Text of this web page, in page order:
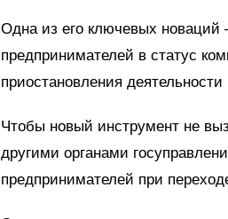
Одна из его ключевых новаций
предпринимателей в статус
приостановления
Чтобы новый инструмент не
другими органами
предпринимателей при